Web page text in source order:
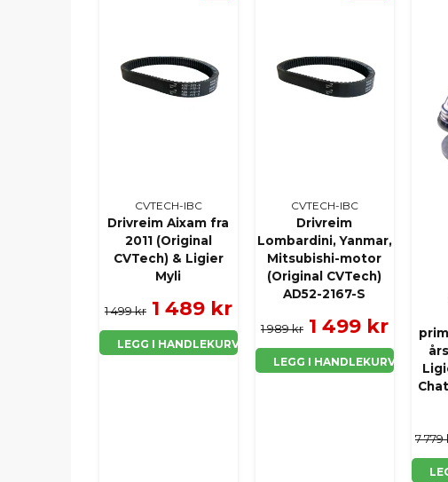
CVTECH-IBC
Drivreim Aixam fra
2011 (Original
CVTech) & Ligier
Myli
1 499 kr 1 489 kr
LEGG I HANDLEKURV
CVTECH-IBC
Drivreim
Lombardini, Yanmar,
Mitsubishi-motor
(Original CVTech)
AD52-2167-S
1 989 kr 1 499 kr
LEGG I HANDLEKURV
7 779